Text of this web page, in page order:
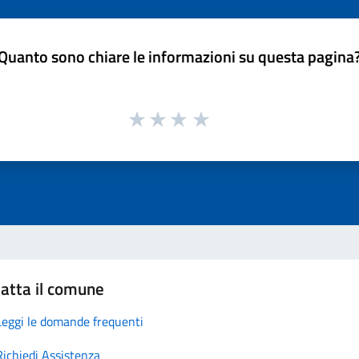
sono chiare le informazioni su questa
il comune
le domande frequenti
Assistenza